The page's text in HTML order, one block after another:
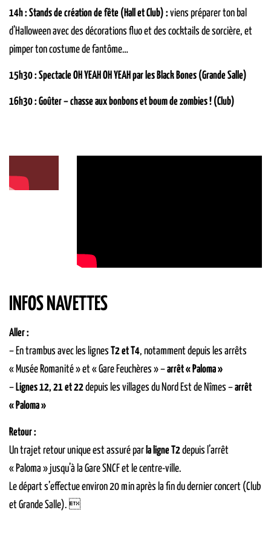
14h : Stands de création de fête (Hall et Club) :viens préparer ton bal
d’Halloween avec des décorations fluo et des cocktails de sorcière, et
pimper ton costume de fantôme…
15h30 : Spectacle OH YEAH OH YEAH par les Black Bones (Grande Salle)
16h30 : Goûter – chasse aux bonbons et boum de zombies ! (Club)
INFOS NAVETTES
Aller :
– En trambus avec les lignes
T2 et T4, notamment depuis les arrêts
« Musée Romanité » et « Gare Feuchères » –arrêt « Paloma »
– Lignes 12, 21 et 22depuis les villages du Nord Est de Nîmes –arrêt
« Paloma »
Retour :
Un trajet retour unique est assuré par la ligne T2depuis l’arrêt
« Paloma » jusqu’à la Gare SNCF et le centre-ville.
Le départ s’effectue environ 20 min après la fin du dernier concert (Club
et Grande Salle). 